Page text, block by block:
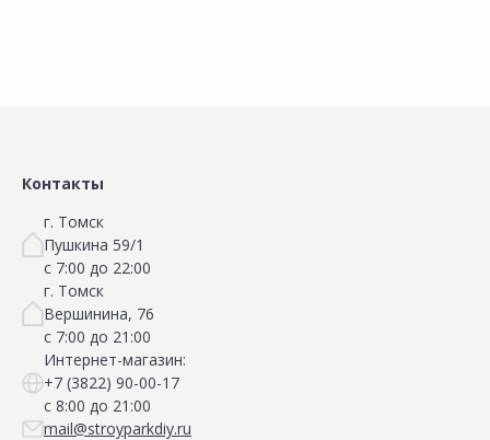
Контакты
г. Томск
Пушкина 59/1
с 7:00 до 22:00
г. Томск
Вершинина, 76
с 7:00 до 21:00
Интернет-магазин:
+7 (3822) 90-00-17
с 8:00 до 21:00
mail@stroyparkdiy.ru